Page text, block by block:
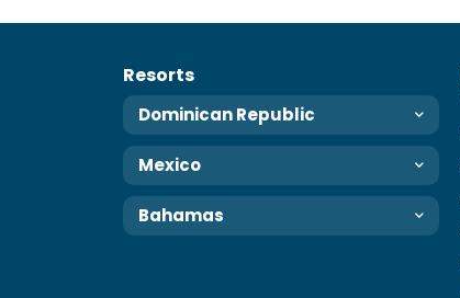
Resorts
Dominican Republic
Mexico
Bahamas